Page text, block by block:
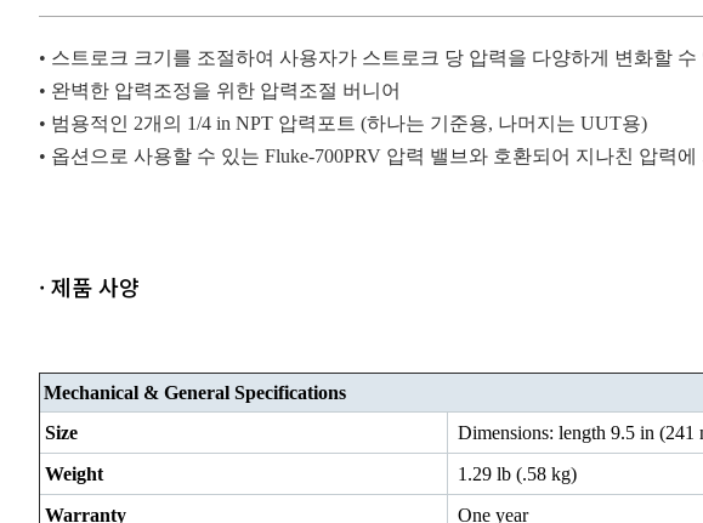
• 스트로크 크기를 조절하여 사용자가 스트로크 당 압력을 다양하게 변화할 수
• 완벽한 압력조정을 위한 압력조절 버니어
• 범용적인 2개의 1/4 in NPT 압력포트 (하나는 기준용, 나머지는 UUT용)
• 옵션으로 사용할 수 있는 Fluke-700PRV 압력 밸브와 호환되어 지나친 압력에
· 제품 사양
Mechanical & General Specifications
Size
Dimensions: length 9.5 in
Weight
1.29 lb (.58 kg)
Warranty
One year